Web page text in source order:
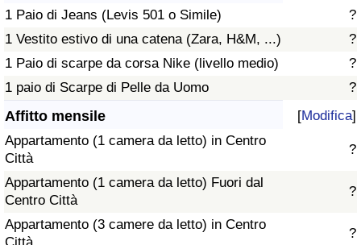
1 Paio di Jeans (Levis 501 o Simile)
?
1 Vestito estivo di una catena (Zara, H&M, ...)
?
1 Paio di scarpe da corsa Nike (livello medio)
?
1 paio di Scarpe di Pelle da Uomo
?
Affitto mensile [Modifica]
Appartamento (1 camera da letto) in Centro
Città
?
Appartamento (1 camera da letto) Fuori dal
Centro Città
?
Appartamento (3 camere da letto) in Centro
?